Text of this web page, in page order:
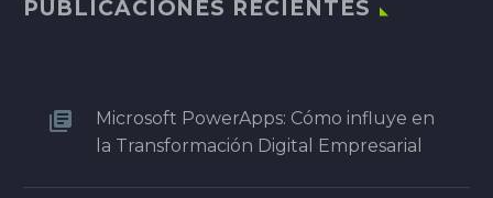
PUBLICACIONES RECIENTES
Microsoft PowerApps: Cómo influye en
la Transformación Digital Empresarial